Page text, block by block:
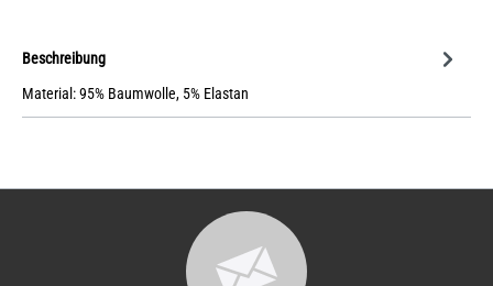
Beschreibung
Material: 95% Baumwolle, 5% Elastan